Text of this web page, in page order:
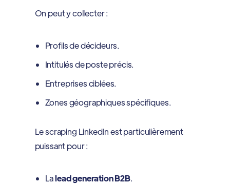
On peut y collecter :
Profils de décideurs.
Intitulés de poste précis.
Entreprises ciblées.
Zones géographiques spécifiques.
Le scraping LinkedIn est particulièrement
puissant pour :
Lalead generation B2B.